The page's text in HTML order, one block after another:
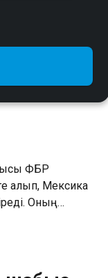
ФБР
алып, Мексика
Оның
шериф